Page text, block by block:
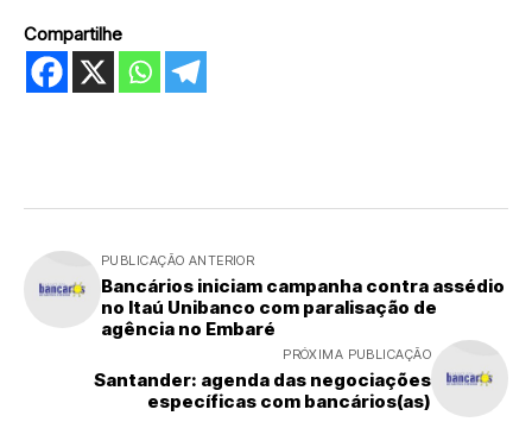
Compartilhe
PUBLICAÇÃO ANTERIOR
Bancários iniciam campanha contra assédio
no Itaú Unibanco com paralisação de
agência no Embaré
PRÓXIMA PUBLICAÇÃO
Santander: agenda das negociações
específicas com bancários(as)